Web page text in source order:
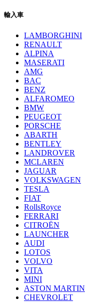
輸入車
LAMBORGHINI
RENAULT
ALPINA
MASERATI
AMG
BAC
BENZ
ALFAROMEO
BMW
PEUGEOT
PORSCHE
ABARTH
BENTLEY
LANDROVER
MCLAREN
JAGUAR
VOLKSWAGEN
TESLA
FIAT
RollsRoyce
FERRARI
CITROËN
LAUNCHER
AUDI
LOTOS
VOLVO
VITA
MINI
ASTON MARTIN
CHEVROLET